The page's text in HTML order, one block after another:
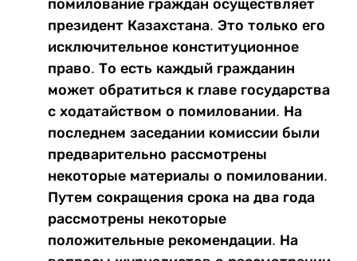
помилование граждан осуществляет
президент Казахстана. Это только его
исключительное конституционное
право. То есть каждый гражданин
может обратиться к главе государства
с ходатайством о помиловании. На
последнем заседании комиссии были
предварительно рассмотрены
некоторые материалы о помиловании.
Путем сокращения срока на два года
рассмотрены некоторые
положительные рекомендации. На